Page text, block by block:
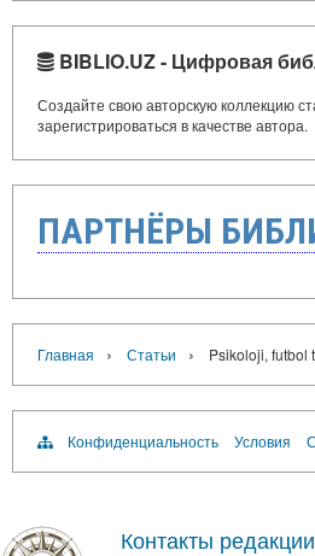
BIBLIO.UZ - Цифровая
Создайте свою авторскую коллекцию
зарегистрироваться в качестве автора.
ПАРТНЁРЫ
Главная › Статьи › Psikoloji, futbol
Конфиденциальность Условия
Контакты редакции